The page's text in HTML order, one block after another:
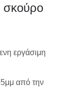
σκούρο
εργάσιμη
από την